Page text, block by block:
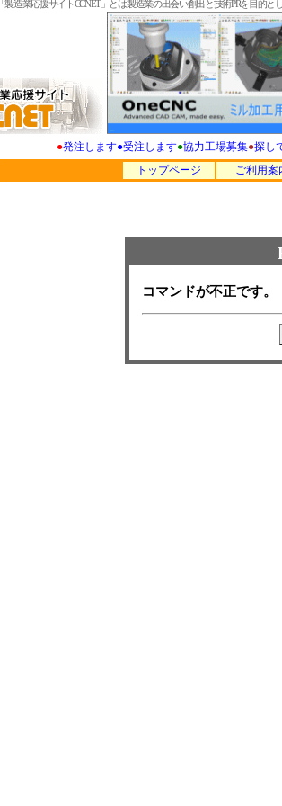
「製造業応援サイトCCNET」とは製造業の出会い創出と技術PRを目的
●発注します●受注します●協力工場募集●探し
トップページ
ご利用案
コマンドが不正です。